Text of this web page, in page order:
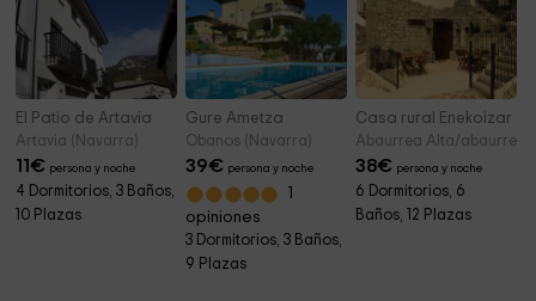
El Patio de Artavia
Artavia (Navarra)
11€ persona y noche
4 Dormitorios, 3 Baños,
10 Plazas
Gure Ametza
Obanos (Navarra)
39€ persona y noche
opiniones
3 Dormitorios, 3 Baños,
9 Plazas
Casa rural Enekoizar
Abaurrea Alta/
38€ persona y noche
6 Dormitorios, 6
Baños, 12 Plazas